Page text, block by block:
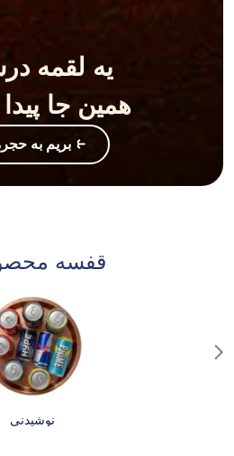
یه لقمه
همین جا
⥼ بریم به
قفسه
نوشیدنی